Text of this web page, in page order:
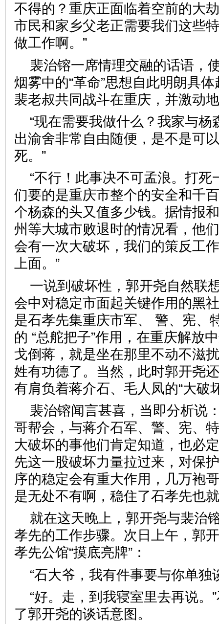
不得的？重庆正面临着空前的大
市民和家乡父老正需要我们这些
做工作啊。”
裴治镕一席情理交融的话语，
烟雾中的“革命”思想自此明朗具
裴老叔共同战斗在重庆，并激动
“现在需要我做什么？我家与
出渝舍非常自由随便，是不是可
死。”
“不行！此事决不可孟浪。打
们要的是重庆市整个的安全和千
个杨森的头又值多少钱。据情报
州等大城市败退时的情况看，他
会有一次大破坏，我们的策反工
上面。”
一说到破坏性，郭开尧自然联
会中对稳定市面起关键作用的黑
是石孝先集重庆市军、 警、宪、
的 “总舵把子”作用，在重庆解放
戈倒蒋，就是坐在那里不动不滋
姓有功德了。当然，此时郭开尧
有肩负着蒋介石、毛人凤的“大破
裴治镕闻言甚喜，当即分析说
哥帮会，与蒋介石军、警、宪、
大破坏的事他们肯定知道，也必
先这一股破坏力量拉过来，对保
序的稳定会有重大作用，几万袍
是无处不有啊，稳住了石孝先也
就在这天晚上，郭开尧与裴治
孝先的工作步骤。次日上午，郭
孝先公馆“摸底亮牌”：
“石大爷，我有件事要与你单独
“好。走，到我寝室里去再说。
了郭开尧的谈话意图。